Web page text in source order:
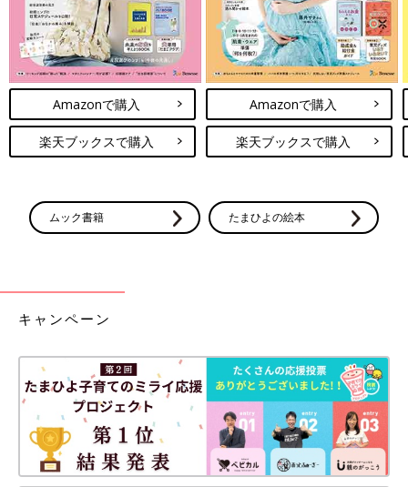
Amazonで購入
楽天ブックスで購入
Amazonで購入
楽天ブックスで購入
ムック書籍 たまひよの絵本
キャンペーン